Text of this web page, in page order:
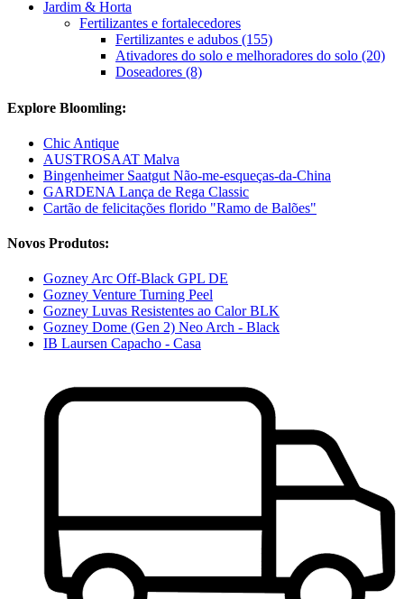
Jardim & Horta
Fertilizantes e fortalecedores
Fertilizantes e adubos (155)
Ativadores do solo e melhoradores do solo (20)
Doseadores (8)
Explore Bloomling:
Chic Antique
AUSTROSAAT Malva
Bingenheimer Saatgut Não-me-esqueças-da-China
GARDENA Lança de Rega Classic
Cartão de felicitações florido "Ramo de Balões"
Novos Produtos:
Gozney Arc Off-Black GPL DE
Gozney Venture Turning Peel
Gozney Luvas Resistentes ao Calor BLK
Gozney Dome (Gen 2) Neo Arch - Black
IB Laursen Capacho - Casa